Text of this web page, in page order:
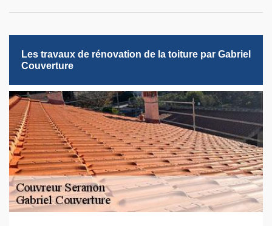
Les travaux de rénovation de la toiture par Gabriel
Couverture